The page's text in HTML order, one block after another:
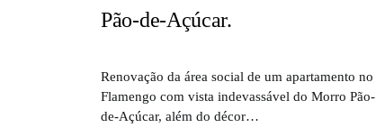
Pão-de-Açúcar.
Renovação da área social de um apartamento no
Flamengo com vista indevassável do Morro Pão-
de-Açúcar, além do décor…